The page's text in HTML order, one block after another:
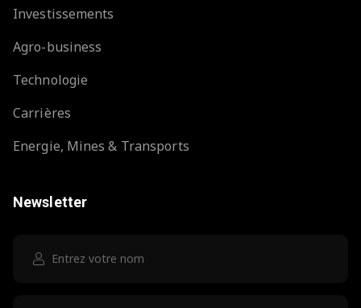
Investissements
Agro-business
Technologie
Carrières
Energie, Mines & Transports
Newsletter